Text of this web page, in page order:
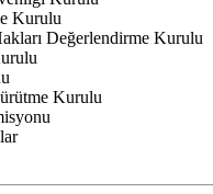
Kurulu
Değerlendirme Kurulu
Kurulu